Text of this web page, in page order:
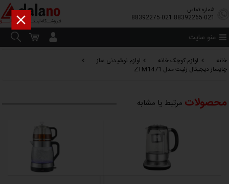
شماره تماس
88392265-021
88392275-021
منو سایت
خانه لوازم کوچک خانه
لوازم نوشیدنی ساز
چایساز دیجیتال زنیت مدل ZTM1471
محصولات مرتبط یا مشابه
